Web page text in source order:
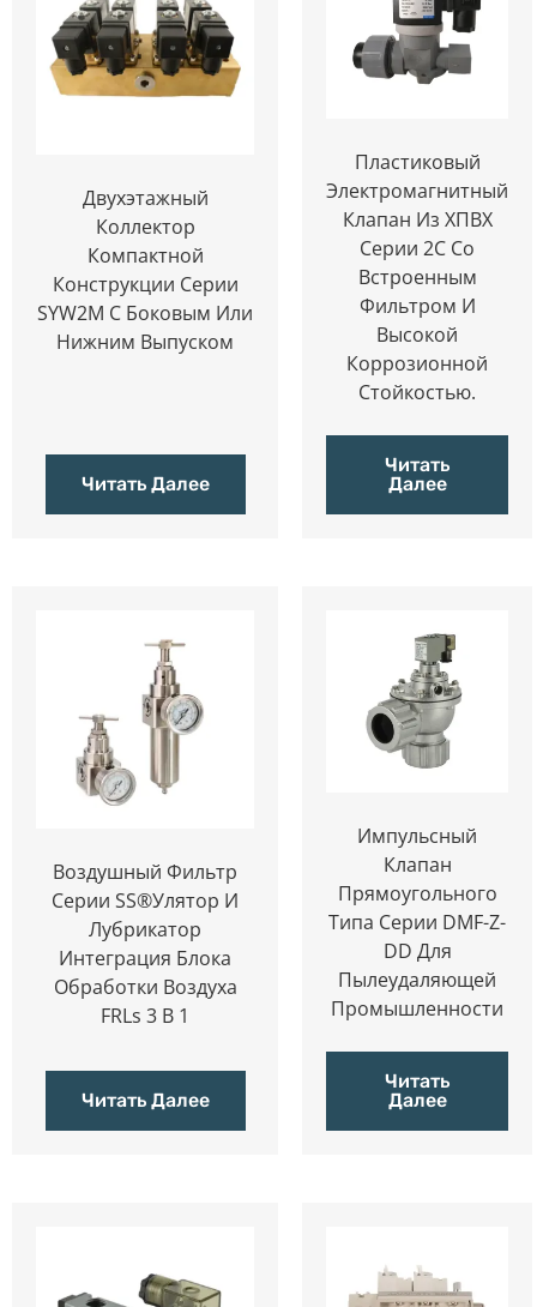
Двухэтажный
Коллектор
Компактной
Конструкции Серии
SYW2M С Боковым Или
Нижним Выпуском
Читать Далее
Пластиковый
Электромагнитный
Клапан Из ХПВХ
Серии 2C Со
Встроенным
Фильтром И
Высокой
Коррозионной
Стойкостью.
Читать
Далее
Воздушный Фильтр
Серии SS®улятор И
Лубрикатор
Интеграция Блока
Обработки Воздуха
FRLs 3 В 1
Читать Далее
Импульсный
Клапан
Прямоугольного
Типа Серии DMF-Z-
DD Для
Пылеудаляющей
Промышленности
Читать
Далее